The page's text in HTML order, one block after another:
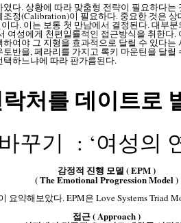
다. 상황에 따라 맞춤형 전략이 필요하다는
정(Calibration)이 필요하다. 중요한 것은
다. 이는 보통 첫 만남에서 결정된다. 대부
여성에게 천편일률적인 접근방식을 취한다.
여야 그 지형을 효과적으로 달릴 수 있다는
반을, 페라리를 가지고 록키 마운틴을 달릴
하느냐에 따라 판가름된다.
처를 데이트로
꾸기  : ‘여성의
감정적 진행 모델 ( EPM )
( The Emotional Progression Model )
요약해보았다. EPM은 Love Systems Triad
접근 ( Approach )